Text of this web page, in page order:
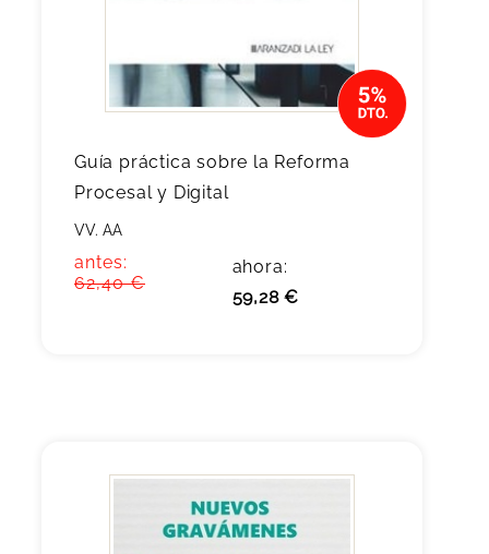
Guía práctica sobre la Reforma
Procesal y Digital
VV. AA
antes:
62,40 €
ahora:
59,28 €